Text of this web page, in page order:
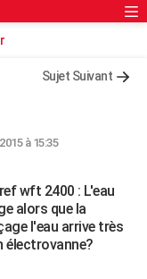
Sujet Suivant
à 15:35
wft 2400 : L'eau
alors que la
l'eau arrive très
électrovanne?